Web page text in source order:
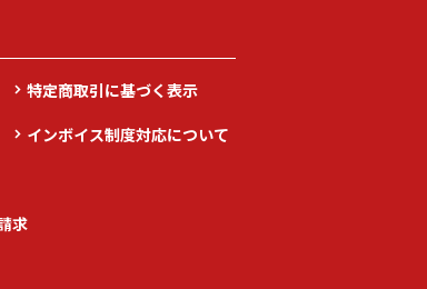
求
特定商取引に基づく表示
インボイス制度対応について